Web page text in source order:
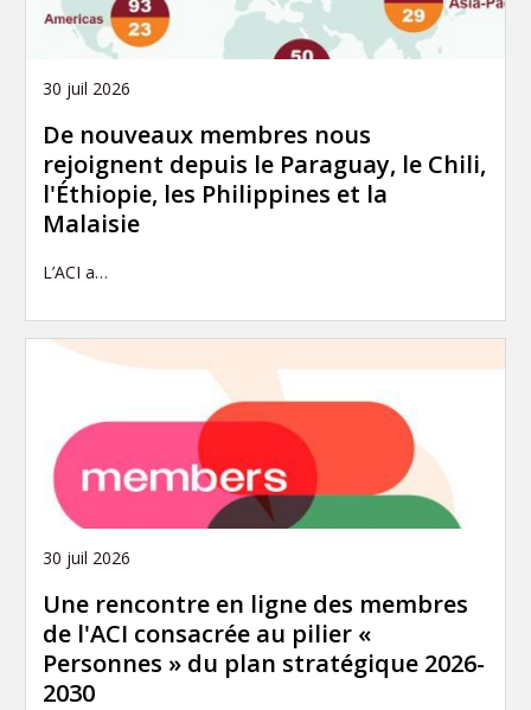
30 juil 2026
De nouveaux membres nous
rejoignent depuis le Paraguay, le Chili,
l'Éthiopie, les Philippines et la
Malaisie
L’ACI a…
30 juil 2026
Une rencontre en ligne des membres
de l'ACI consacrée au pilier «
Personnes » du plan stratégique 2026-
2030